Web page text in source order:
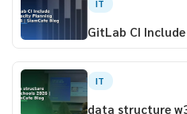
IT
GitLab CI
IT
data structure